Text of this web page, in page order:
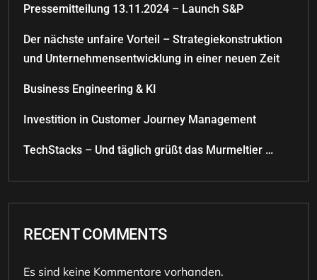
Pressemitteilung 13.11.2024 – Launch S&P
Der nächste unfaire Vorteil – Strategiekonstruktion
und Unternehmensentwicklung in einer neuen Zeit
Business Engineering & KI
Investition in Customer Journey Management
TechStacks – Und täglich grüßt das Murmeltier …
RECENT COMMENTS
Es sind keine Kommentare vorhanden.